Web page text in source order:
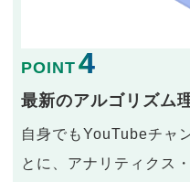
POINT 4
最新のアルゴリズム
自身でもYouTubeチャ
とに、アナリティクス